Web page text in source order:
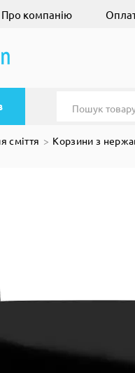
Про компанію
сміття Корзини з